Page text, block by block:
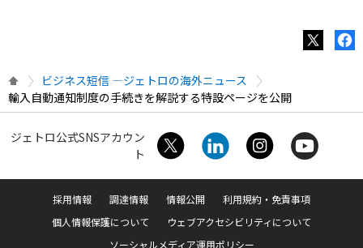
ビジネス短信 ―ジェトロの海外ニュース
輸入自動通知制度の手続きを解説する特設ページを公開
ジェトロ公式SNSアカウン
ト
採用情報 調達情報 情報公開
利用規約・免責事項
個人情報保護について
ウェブアクセシビリティについて
ソーシャルメディア運用ポリシー